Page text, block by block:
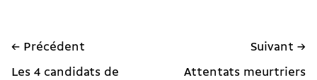
← Précédent
Les 4 candidats de
Suivant →
Attentats meurtriers